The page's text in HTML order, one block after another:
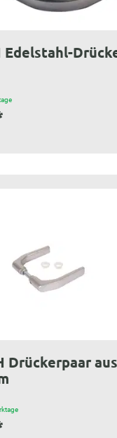
Edelstahl-
Drückerpaar aus